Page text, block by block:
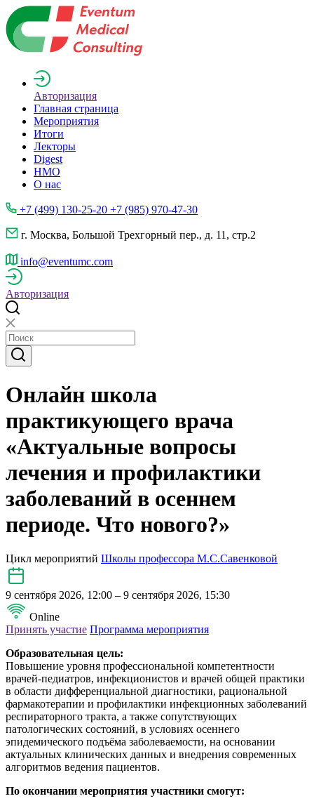
Авторизация
Главная страница
Мероприятия
Итоги
Лекторы
Digest
НМО
О нас
+7 (499) 130-25-20 +7 (985) 970-47-30
г. Москва, Большой Трехгорный пер., д. 11, стр.2
info@eventumc.com
Авторизация
Онлайн школа
практикующего врача
«Актуальные вопросы
лечения и профилактики
заболеваний в осеннем
периоде. Что нового?»
Цикл мероприятий Школы профессора М.С.Савенковой
9 сентября 2026, 12:00 – 9 сентября 2026, 15:30
Online
Принять участие Программа мероприятия
Образовательная цель:
Повышение уровня профессиональной компетентности
врачей-педиатров, инфекционистов и врачей общей практики
в области дифференциальной диагностики, рациональной
фармакотерапии и профилактики инфекционных заболеваний
респираторного тракта, а также сопутствующих
патологических состояний, в условиях осеннего
эпидемического подъёма заболеваемости, на основании
актуальных клинических данных и внедрения современных
алгоритмов ведения пациентов.
По окончании мероприятия участники смогут: